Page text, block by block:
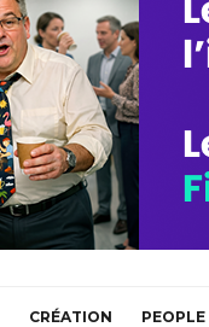
CRÉATION PEOPLE